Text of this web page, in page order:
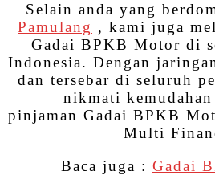
Selain anda yang
Pamulang , kami juga
Gadai BPKB Motor di
Indonesia. Dengan
dan tersebar di seluruh
nikmati kemudahan
pinjaman Gadai BPKB
Multi
Baca juga : Gadai